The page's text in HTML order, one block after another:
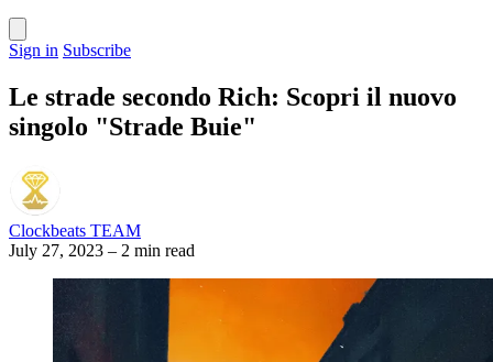
Sign in Subscribe
Le strade secondo Rich: Scopri il nuovo
singolo "Strade Buie"
Clockbeats TEAM
July 27, 2023 – 2 min read